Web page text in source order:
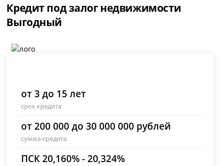
Кредит под залог недвижимости
Выгодный
от 3 до 15 лет
срок кредита
от 200 000 до 30 000 000 рублей
сумма кредита
ПСК 20,160% - 20,324%